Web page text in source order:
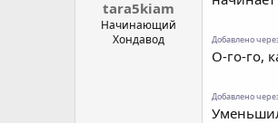
tara5kiam
Начинающий
Хондавод
Добавлено
О-го-го,
Добавлено